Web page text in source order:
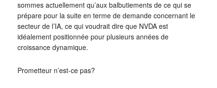
sommes actuellement qu’aux balbutiements de ce qui se
prépare pour la suite en terme de demande concernant le
secteur de l’IA, ce qui voudrait dire que NVDA est
idéalement positionnée pour plusieurs années de
croissance dynamique.
Prometteur n’est-ce pas?